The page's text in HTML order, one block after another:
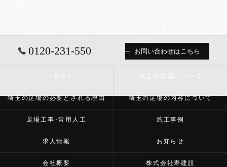
0120-231-550 お問い合わせはこちら
埼玉の足場の必要とされる理由 埼玉の足場の内容について
足場工事･常用人工 施工事例
求人情報 お知らせ
会社概要 株式会社寿建設